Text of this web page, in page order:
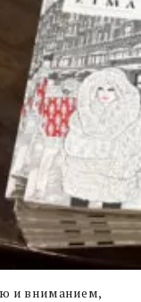
и вниманием,